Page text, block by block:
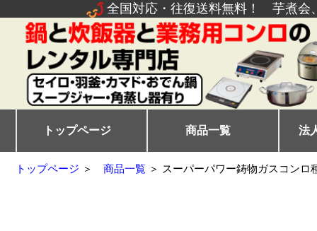
全国対応・往復送料無料！ 芋煮会
トップページ 商品一覧 法
トップページ ＞ 商品一覧 ＞ スーパーパワー鋳物ガスコンロ